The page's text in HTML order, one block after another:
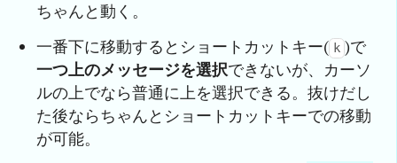
ちゃんと動く。
一番下に移動するとショートカットキー( k )で
一つ上のメッセージを選択できないが、カーソ
ルの上でなら普通に上を選択できる。抜けだし
た後ならちゃんとショートカットキーでの移動
が可能。